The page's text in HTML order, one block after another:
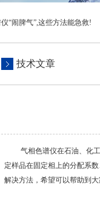
“闹脾气”,这些方法能急救!
技术文章
气相色谱仪在石油、化工
定样品在固定相上的分配系
解决方法，希望可以帮助到